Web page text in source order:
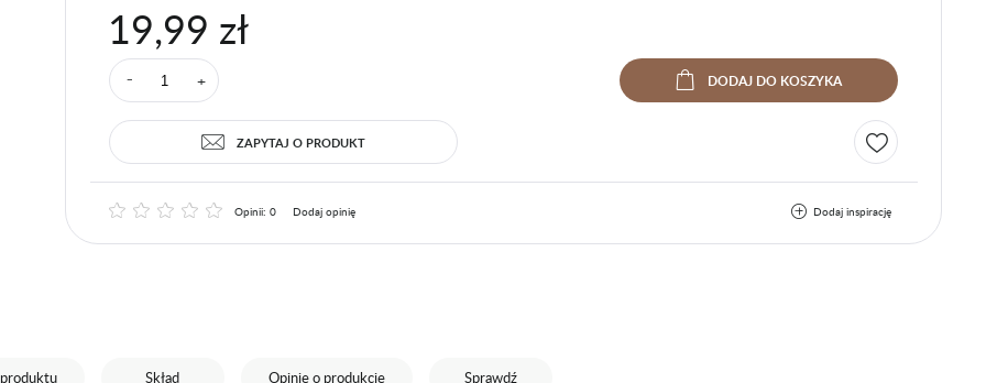
19,99 zł
⁻ + DODAJDO KOSZYKA
ZAPYTAJ O PRODUKT
Opinii: 0 Dodaj opinię Dodaj inspirację
Skład Opinie o produkcie Sprawdź